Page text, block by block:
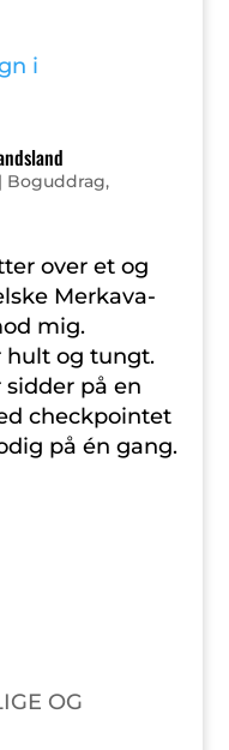
Boguddrag,
over et og
Merkava-
mig.
hult og tungt.
på en
checkpointet
på én gang.
OG